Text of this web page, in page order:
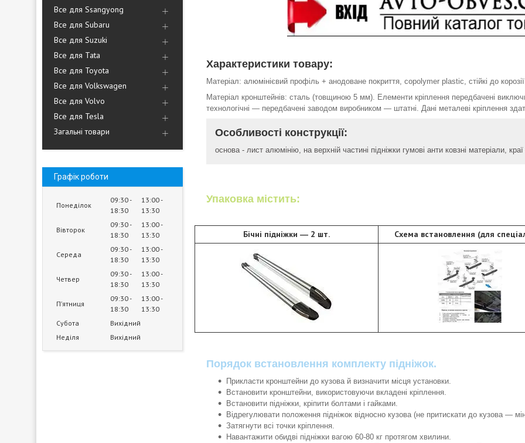
Все для Ssangyong
Все для Subaru
Все для Suzuki
Все для Tata
Все для Toyota
Все для Volkswagen
Все для Volvo
Все для Tesla
Загальні товари
Графік роботи
Понеділок
09:30
18:30
13:00
13:30
Вівторок
09:30
18:30
13:00
13:30
Середа
09:30
18:30
13:00
13:30
Четвер
09:30
18:30
13:00
13:30
Пʼятниця
09:30
18:30
13:00
13:30
Субота
Вихідний
Неділя
Вихідний
Характеристики товару:
Матеріал: алюмінієвий профіль + анодоване покриття, copolymer plastic, стійкі до
Матеріал кронштейнів: сталь (товщиною 5 мм). Елементи кріплення передбачені
технологічні ― передбачені заводом виробником ― штатні. Дані металеві кріплення
Особливості конструкції:
основа - лист алюмінію, на верхній частині підніжки гумові анти ковзні матеріали,
Упаковка містить:
Бічні підніжки ― 2 шт. Схема встановлення (для
Порядок встановлення комплекту підніжок.
Прикласти кронштейни до кузова й визначити місця установки.
Встановити кронштейни, використовуючи вкладені кріплення.
Встановити підніжки, кріпити болтами і гайками.
Відрегулювати положення підніжок відносно кузова (не притискати до кузова ―
Затягнути всі точки кріплення.
Навантажити обидві підніжки вагою 60-80 кг протягом хвилини.